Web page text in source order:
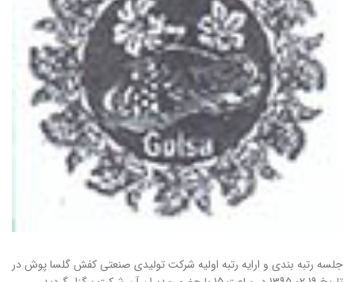
جلسه رتبه بندی و ارایه رتبه اولیه شرکت تولیدی صنعتی کفش گلسا پوش در